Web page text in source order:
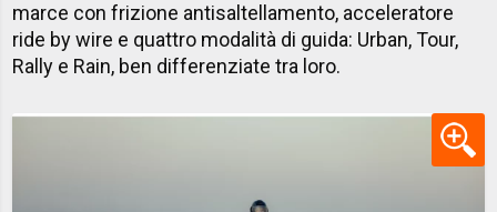
marce con frizione antisaltellamento, acceleratore
ride by wire e quattro modalità di guida: Urban, Tour,
Rally e Rain, ben differenziate tra loro.